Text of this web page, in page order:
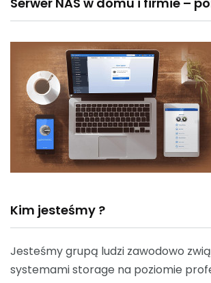
Kim jesteśmy ?
Jesteśmy grupą ludzi zawodowo
systemami storage na poziomie